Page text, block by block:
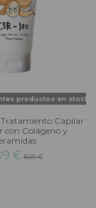
productos en stock
Tratamiento Capilar
con Colágeno y
€8,99 €